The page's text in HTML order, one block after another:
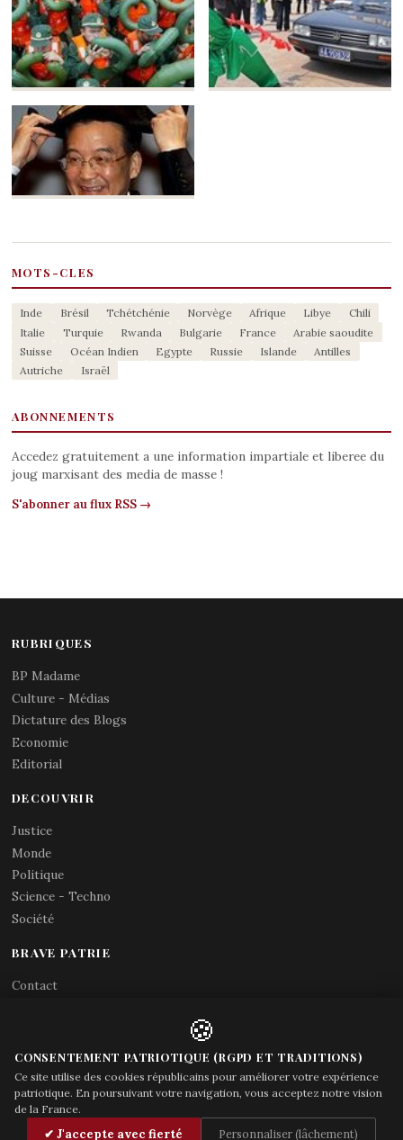
MOTS-CLES
Inde Brésil Tchétchénie Norvège Afrique Libye
Chili
Italie
Turquie Rwanda Bulgarie France
Arabie saoudite
Suisse
Océan Indien Egypte Russie Islande
Antilles
Autriche
Israël
ABONNEMENTS
Accedez gratuitement a une information impartiale et liberee du
joug marxisant des media de masse !
S'abonner au flux RSS →
RUBRIQUES
BP Madame
Culture - Médias
Dictature des Blogs
Economie
Editorial
DECOUVRIR
Justice
Monde
Politique
Science - Techno
Société
BRAVE PATRIE
Contact
Acces gouvernement
© Brave Patrie + friends—
🍪
CONSENTEMENT PATRIOTIQUE (RGPD ET TRADITIONS)
Ce site utilise des cookies républicains pour améliorer votre expérience
patriotique. En poursuivant votre navigation, vous acceptez notre vision
de la France.
✔ J'accepte avec fierté Personnaliser (lâchement)